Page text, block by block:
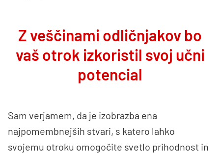
Z veščinami odličnjakov bo
vaš otrok izkoristil svoj učni
potencial
Sam verjamem, da je izobrazba ena
najpomembnejših stvari, s katero lahko
svojemu otroku omogočite svetlo prihodnost in